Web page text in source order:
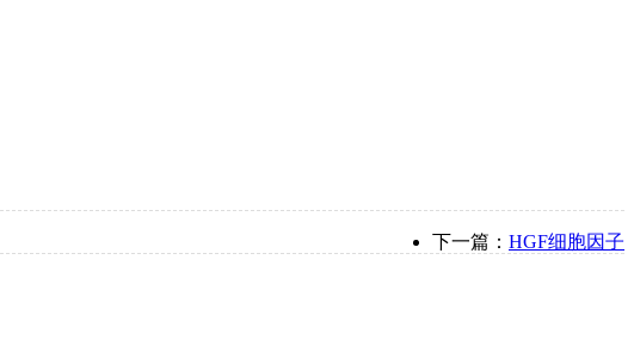
下一篇： HGF细胞因子